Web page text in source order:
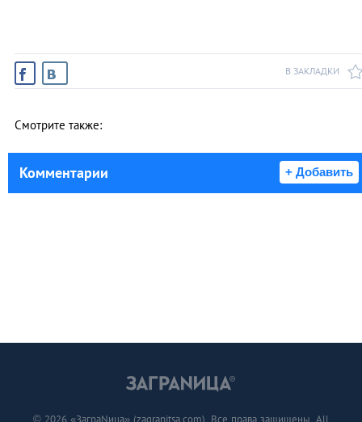
В ЗАКЛАДКИ
Смотрите также:
Комментарии + Добавить
© 2026 «ЗаграNица» (zagranitsa.com). Все права защищены. All